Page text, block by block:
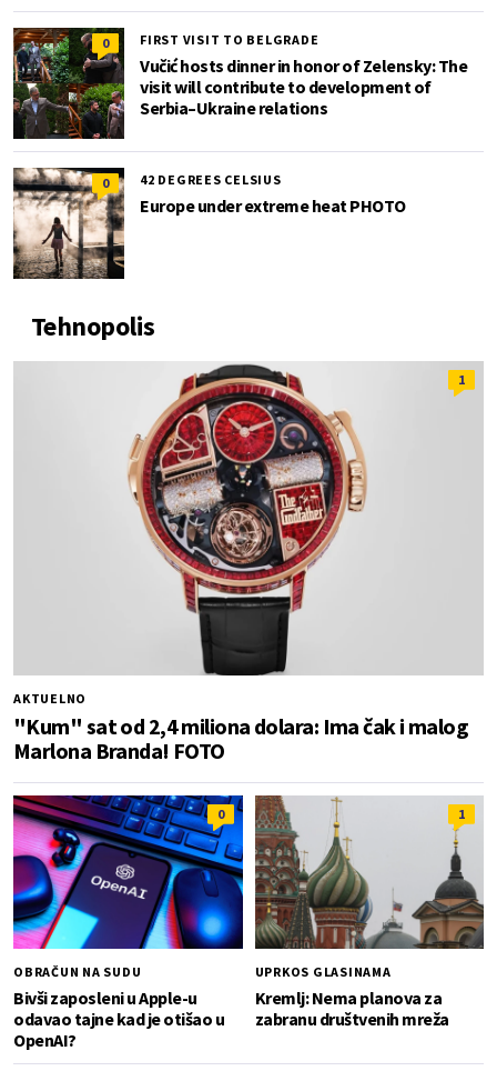
0 FIRST VISIT TO BELGRADE
Vučić hosts dinner in honor of Zelensky: The
visit will contribute to development of
Serbia–Ukraine relations
0 42 DEGREES CELSIUS
Europe under extreme heat PHOTO
Tehnopolis
1
AKTUELNO
"Kum" sat od 2,4 miliona dolara: Ima čak i malog
Marlona Branda! FOTO
0
OBRAČUN NA SUDU
Bivši zaposleni u Apple-u
odavao tajne kad je otišao u
OpenAI?
1
UPRKOS GLASINAMA
Kremlj: Nema planova za
zabranu društvenih mreža